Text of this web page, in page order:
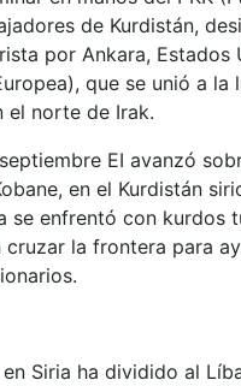
de Kurdistán,
por Ankara, Estados
que se unió a la
el norte de Irak.
EI avanzó
en el Kurdistán
se enfrentó con kurdos
cruzar la frontera para
Siria ha dividido al